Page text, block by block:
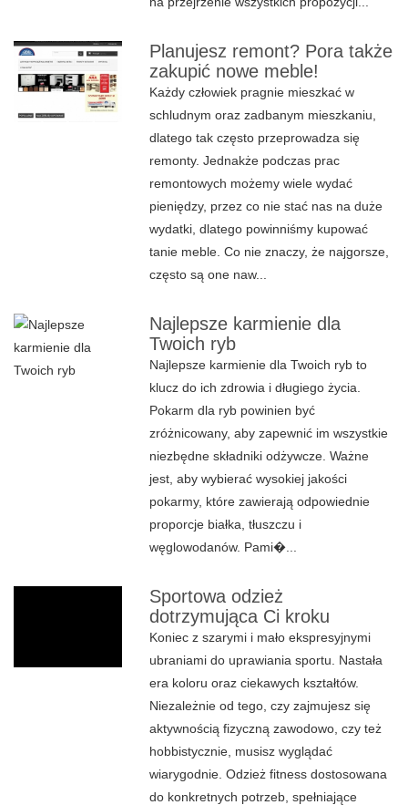
Planujesz remont? Pora także
zakupić nowe meble!
Każdy człowiek pragnie mieszkać w
schludnym oraz zadbanym mieszkaniu,
dlatego tak często przeprowadza się
remonty. Jednakże podczas prac
remontowych możemy wiele wydać
pieniędzy, przez co nie stać nas na duże
wydatki, dlatego powinniśmy kupować
tanie meble. Co nie znaczy, że najgorsze,
często są one naw...
Najlepsze karmienie dla
Twoich ryb
Najlepsze karmienie dla Twoich ryb to
klucz do ich zdrowia i długiego życia.
Pokarm dla ryb powinien być
zróżnicowany, aby zapewnić im wszystkie
niezbędne składniki odżywcze. Ważne
jest, aby wybierać wysokiej jakości
pokarmy, które zawierają odpowiednie
proporcje białka, tłuszczu i
węglowodanów. Pami�...
Sportowa odzież
dotrzymująca Ci kroku
Koniec z szarymi i mało ekspresyjnymi
ubraniami do uprawiania sportu. Nastała
era koloru oraz ciekawych kształtów.
Niezależnie od tego, czy zajmujesz się
aktywnością fizyczną zawodowo, czy też
hobbistycznie, musisz wyglądać
wiarygodnie. Odzież fitness dostosowana
do konkretnych potrzeb, spełniające